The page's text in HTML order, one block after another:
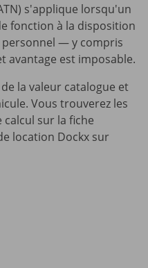
s'applique lorsqu'un
fonction à la disposition
— y compris
avantage est imposable.
la valeur catalogue et
Vous trouverez les
sur la fiche
location Dockx sur